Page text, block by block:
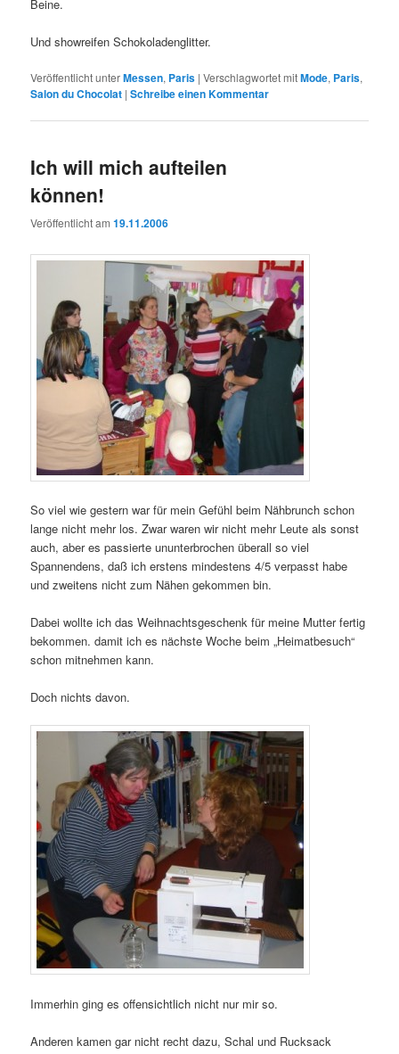
Beine.
Und showreifen Schokoladenglitter.
Veröffentlicht unterMessen, Paris |Verschlagwortet mitMode, Paris,
Salon du Chocolat |Schreibe einen Kommentar
Ich will mich aufteilen
können!
Veröffentlicht am19.11.2006
So viel wie gestern war für mein Gefühl beim Nähbrunch schon
lange nicht mehr los. Zwar waren wir nicht mehr Leute als sonst
auch, aber es passierte ununterbrochen überall so viel
Spannendens, daß ich erstens mindestens 4/5 verpasst habe
und zweitens nicht zum Nähen gekommen bin.
Dabei wollte ich das Weihnachtsgeschenk für meine Mutter fertig
bekommen. damit ich es nächste Woche beim „Heimatbesuch“
schon mitnehmen kann.
Doch nichts davon.
Immerhin ging es offensichtlich nicht nur mir so.
Anderen kamen gar nicht recht dazu, Schal und Rucksack